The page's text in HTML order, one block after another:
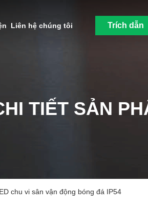
Liên hệ chúng tôi Trích dẫn
TIẾT SẢN
chu vi sân vận động bóng đá IP54